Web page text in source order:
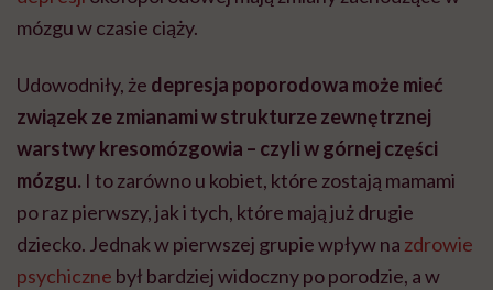
mózgu w czasie ciąży.
Udowodniły, że depresja poporodowa może mieć
związek ze zmianami w strukturze zewnętrznej
warstwy kresomózgowia – czyli w górnej części
mózgu. I to zarówno u kobiet, które zostają mamami
po raz pierwszy, jak i tych, które mają już drugie
dziecko. Jednak w pierwszej grupie wpływ na zdrowie
psychiczne był bardziej widoczny po porodzie, a w